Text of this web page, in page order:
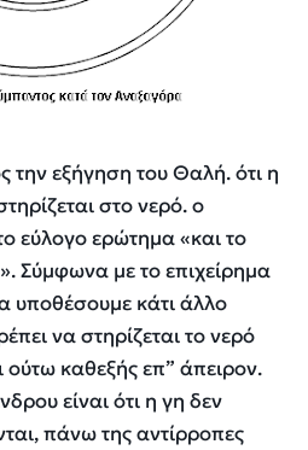
την εξήγηση του Θαλή. ότι η
στο νερό. ο
εύλογο ερώτημα «και το
Σύμφωνα με το επιχείρημα
υποθέσουμε κάτι άλλο
να στηρίζεται το νερό
ούτω καθεξής επ” άπειρον.
είναι ότι η γη δεν
πάνω της αντίρροπες